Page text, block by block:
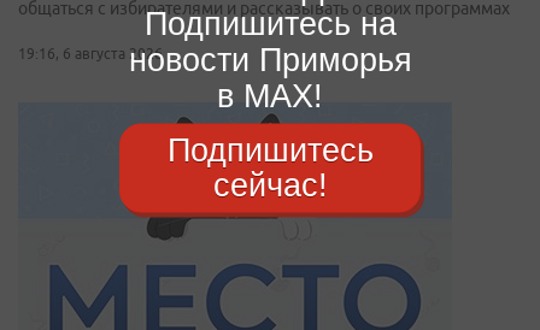
общаться с избирателями и рассказывать о своих программах
19:16, 6 августа 2026
Подпишитесь на
новости Приморья
в MAX!
Подпишитесь
сейчас!